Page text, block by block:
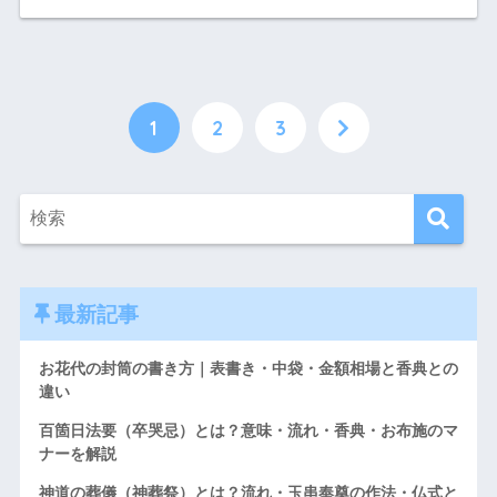
1 2 3
最新記事
お花代の封筒の書き方｜表書き・中袋・金額相場と香典との
違い
百箇日法要（卒哭忌）とは？意味・流れ・香典・お布施のマ
ナーを解説
神道の葬儀（神葬祭）とは？流れ・玉串奉奠の作法・仏式と